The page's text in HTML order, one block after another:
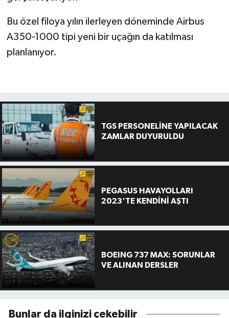
Bu özel filoya yılın ilerleyen döneminde Airbus
A350-1000 tipi yeni bir uçağın da katılması
planlanıyor.
TGS PERSONELİNE YAPILACAK
ZAMLAR DUYURULDU
PEGASUS HAVAYOLLARI
2023'TE KENDİNİ AŞTI
BOEING 737 MAX: SORUNLAR
VE ALINAN DERSLER
Bunlar da ilginizi çekebilir